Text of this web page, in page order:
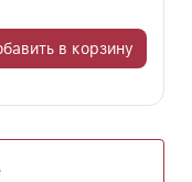
в корзину